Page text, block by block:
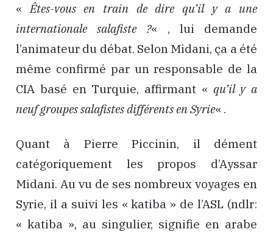
« Êtes-vous en train de dire qu’il y a une
internationale salafiste ?« , lui demande
l’animateur du débat. Selon Midani, ça a été
même confirmé par un responsable de la
CIA basé en Turquie, affirmant « qu’il y a
neuf groupes salafistes différents en Syrie« .
Quant à Pierre Piccinin, il dément
catégoriquement les propos d’Ayssar
Midani. Au vu de ses nombreux voyages en
Syrie, il a suivi les « katiba » de l’ASL (ndlr:
« katiba », au singulier, signifie en arabe